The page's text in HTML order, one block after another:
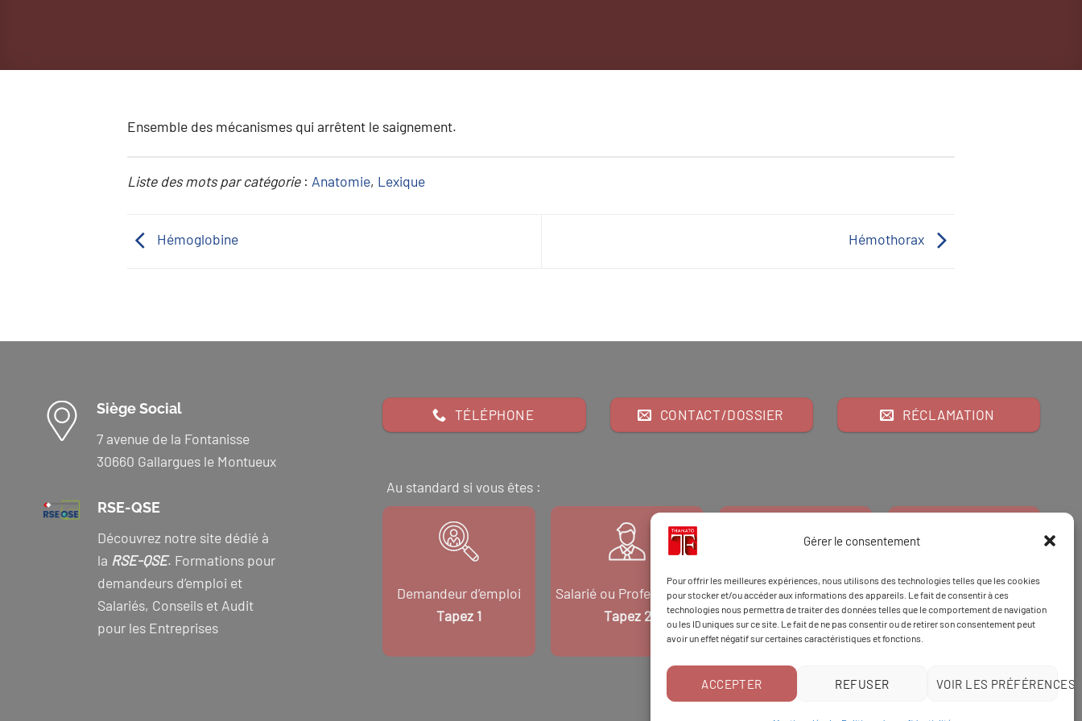
Gérer le consentement
Pour offrir les meilleures expériences, nous utilisons des technologies telles que les cookies
pour stocker et/ou accéder aux informations des appareils. Le fait de consentir à ces
technologies nous permettra de traiter des données telles que le comportement de navigation
ou les ID uniques sur ce site. Le fait de ne pas consentir ou de retirer son consentement peut
avoir un effet négatif sur certaines caractéristiques et fonctions.
ACCEPTER REFUSER VOIR LES PRÉFÉRENCES
Ensemble des mécanismes qui arrêtent le saignement.
Liste des mots par catégorie : Anatomie, Lexique
Hémoglobine Hémothorax
Siège Social
7 avenue de la Fontanisse
30660 Gallargues le Montueux
RSE-QSE
Découvrez notre site dédié à
la RSE-QSE. Formations pour
demandeurs d’emploi et
Salariés, Conseils et Audit
pour les Entreprises
TÉLÉPHONE CONTACT/DOSSIER RÉCLAMATION
Au standard si vous êtes :
Demandeur d’emploi
Tapez 1
Salarié ou Professionnel
Tapez 2
Financeur
Tapez 3
EtTapez 98pour
une formation